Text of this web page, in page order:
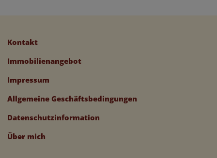
Kontakt
Immobilienangebot
Impressum
Allgemeine Geschäftsbedingungen
Datenschutzinformation
Über mich